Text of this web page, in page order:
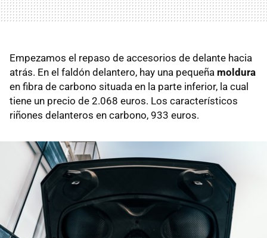
Empezamos el repaso de accesorios de delante hacia
atrás. En el faldón delantero, hay una pequeña moldura
en fibra de carbono situada en la parte inferior, la cual
tiene un precio de 2.068 euros. Los característicos
riñones delanteros en carbono, 933 euros.